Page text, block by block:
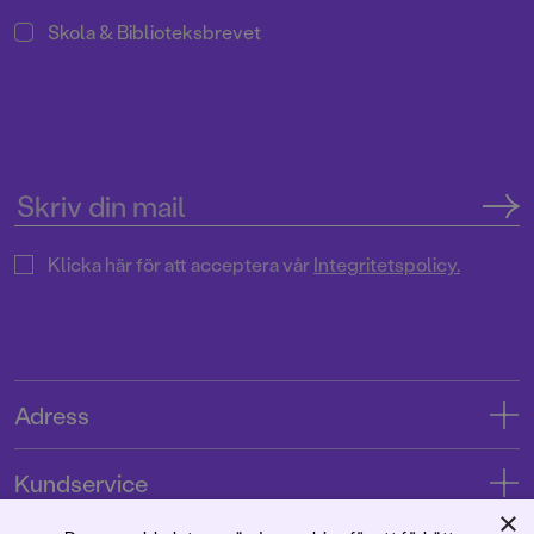
Skola & Biblioteksbrevet
Klicka här för att acceptera vårIntegritetspolicy.
Adress
Kundservice
Kontakta oss ×